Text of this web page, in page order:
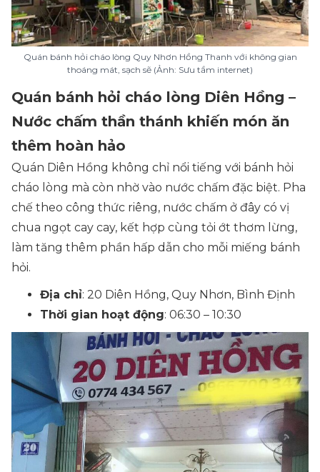
Quán bánh hỏi cháo lòng Quy Nhơn Hồng Thanh với không gian
thoáng mát, sạch sẽ (Ảnh: Sưu tầm internet)
Quán bánh hỏi cháo lòng Diên Hồng –
Nước chấm thần thánh khiến món ăn
thêm hoàn hảo
Quán Diên Hồng không chỉ nổi tiếng với bánh hỏi
cháo lòng mà còn nhờ vào nước chấm đặc biệt. Pha
chế theo công thức riêng, nước chấm ở đây có vị
chua ngọt cay cay, kết hợp cùng tỏi ớt thơm lừng,
làm tăng thêm phần hấp dẫn cho mỗi miếng bánh
hỏi.
Địa chỉ: 20 Diên Hồng, Quy Nhơn, Bình Định
Thời gian hoạt động: 06:30 – 10:30